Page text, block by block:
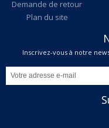
Demande de retour
Plan du site
Inscrivez-vous à notre